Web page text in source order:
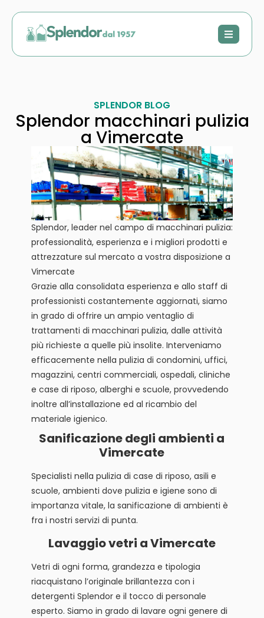
SPLENDOR BLOG
Splendor macchinari pulizia
a Vimercate
Splendor, leader nel campo di macchinari pulizia:
professionalità, esperienza e i migliori prodotti e
attrezzature sul mercato a vostra disposizione a
Vimercate
Grazie alla consolidata esperienza e allo staff di
professionisti costantemente aggiornati, siamo
in grado di offrire un ampio ventaglio di
trattamenti di macchinari pulizia, dalle attività
più richieste a quelle più insolite. Interveniamo
efficacemente nella pulizia di condomini, uffici,
magazzini, centri commerciali, ospedali, cliniche
e case di riposo, alberghi e scuole, provvedendo
inoltre all’installazione ed al ricambio del
materiale igienico.
Sanificazione degli ambienti a
Vimercate
Specialisti nella pulizia di case di riposo, asili e
scuole, ambienti dove pulizia e igiene sono di
importanza vitale, la sanificazione di ambienti è
fra i nostri servizi di punta.
Lavaggio vetri a Vimercate
Vetri di ogni forma, grandezza e tipologia
riacquistano l’originale brillantezza con i
detergenti Splendor e il tocco di personale
esperto. Siamo in grado di lavare ogni genere di